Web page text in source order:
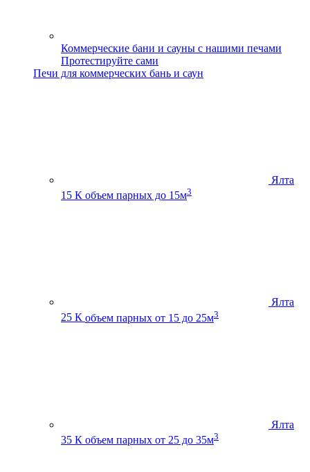
Коммерческие бани и сауны с нашими печами
Протестируйте сами
Печи для коммерческих бань и саун
Ялта
15 К объем парных до 15м3
Ялта
25 К объем парных от 15 до 25м3
Ялта
35 К объем парных от 25 до 35м3